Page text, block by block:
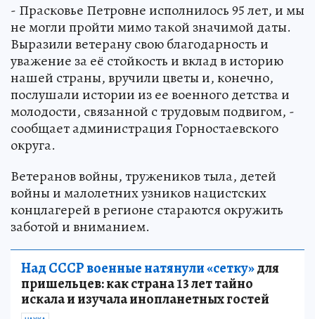
- Прасковье Петровне исполнилось 95 лет, и мы
не могли пройти мимо такой значимой даты.
Выразили ветерану свою благодарность и
уважение за её стойкость и вклад в историю
нашей страны, вручили цветы и, конечно,
послушали истории из ее военного детства и
молодости, связанной с трудовым подвигом, -
сообщает администрация Горностаевского
округа.
Ветеранов войны, тружеников тыла, детей
войны и малолетних узников нацистских
концлагерей в регионе стараются окружить
заботой и вниманием.
Над СССР военные натянули «сетку»для
пришельцев: как страна 13 лет тайно
искала и изучала инопланетных гостей